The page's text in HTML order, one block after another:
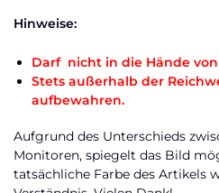
Hinweise:
Darf nicht in die Hände
Stets außerhalb der
aufbewahren.
Aufgrund des Unterschieds
Monitoren, spiegelt das Bild
tatsächliche Farbe des Artikels